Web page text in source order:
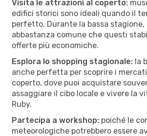
Visita le attrazioni al coperto:
edifici storici sono ideali quando il
perfetto. Durante la bassa stagione,
abbastanza comune che questi
offerte più economiche.
Esplora lo shopping stagionale: la
anche perfetta per scoprire i
coperto, dove puoi acquistare
assaggiare il cibo locale e vivere la
Ruby.
Partecipa a workshop: poiché le
meteorologiche potrebbero essere